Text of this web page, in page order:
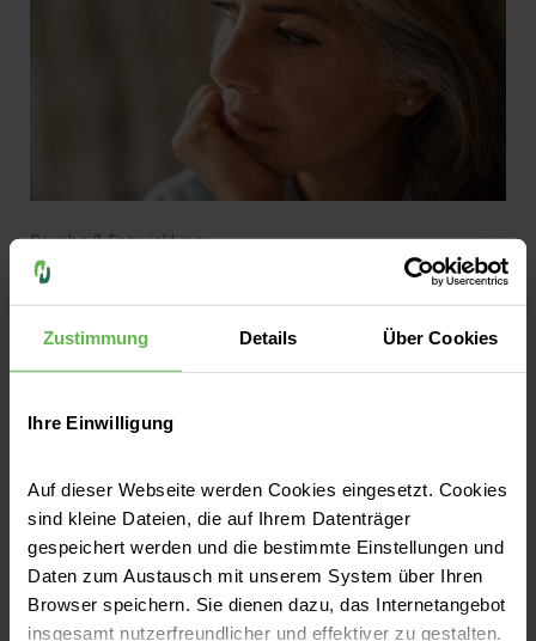
Zustimmung Details Über Cookies
Ihre Einwilligung
Auf dieser Webseite werden Cookies eingesetzt. Cookies
sind kleine Dateien, die auf Ihrem Datenträger
gespeichert werden und die bestimmte Einstellungen und
Daten zum Austausch mit unserem System über Ihren
Browser speichern. Sie dienen dazu, das Internetangebot
insgesamt nutzerfreundlicher und effektiver zu gestalten.
Psyche & Entwicklung
Wenn Angst alles bestimmt: Woran
erkennt man eine Angststörung?
vor Gefahren – im Sinne der Vorsicht, der
und der Handlungsbereitschaft. Doch
manchmal entstehen Gefühle der Angst,
Panik oder auch übergroße Sorgen ohne
Anlass. Wir erklären, wann eine Angststörung
dahintersteckt und wie sie behandelt werden
Jetzt lesen